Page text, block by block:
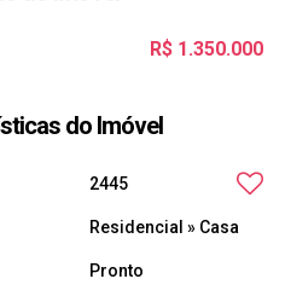
R$ 1.350.000
do Imóvel
2445
Residencial » Casa
Pronto